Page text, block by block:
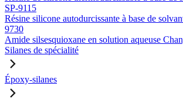
SP-9115
Résine silicone autodurcissante à base de
9730
Amide silsesquioxane en solution aqueuse
Silanes de spécialité
Époxy-silanes